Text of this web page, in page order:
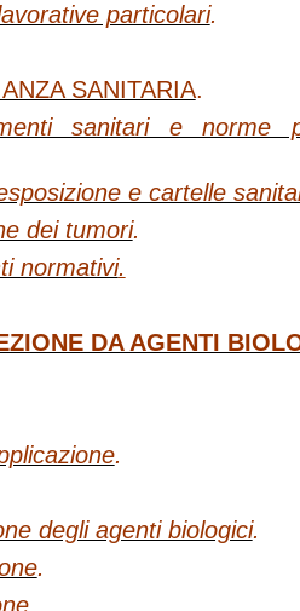
particolari.
SANITARIA.
sanitari e norme
e cartelle
dei tumori.
normativi.
DA AGENTI
.
degli agenti biologici.
.
.